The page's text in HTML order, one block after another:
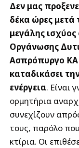
Δεν μας
δέκα ώρες μετά
μεγάλης
Οργάνωσης
Ασπρόπυργο
καταδικάσει
ενέργεια. Είναι
ορμητήρια
συνεχίζουν
τους, παρόλο
κτίρια. Οι